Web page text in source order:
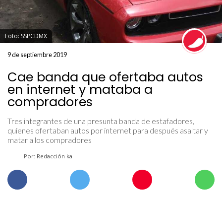
Foto: SSPCDMX
9 de septiembre 2019
Cae banda que ofertaba autos
en internet y mataba a
compradores
Tres integrantes de una presunta banda de estafadores,
quienes ofertaban autos por internet para después asaltar y
matar a los compradores
Por: Redacción ka